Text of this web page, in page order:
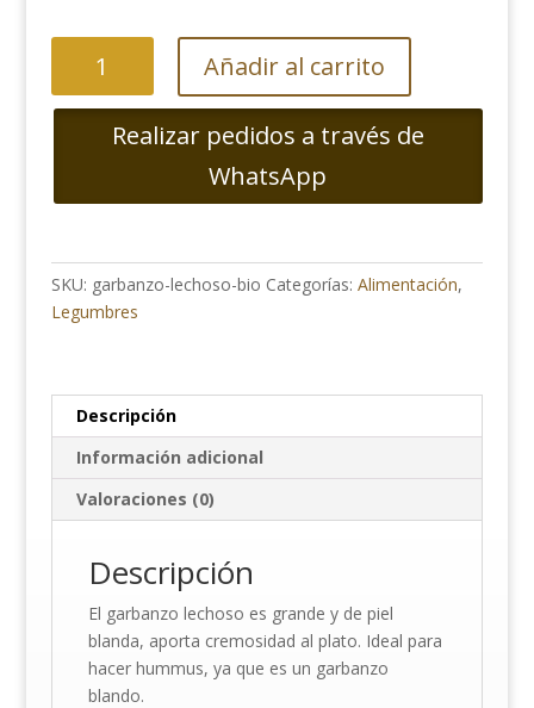
Lechoso
Bio
Añadir al carrito
Realizar pedidos a través de
WhatsApp
SKU: garbanzo-lechoso-bio Categorías: Alimentación,
Legumbres
Descripción
Información adicional
Valoraciones (0)
Descripción
El garbanzo lechoso es grande y de piel
blanda, aporta cremosidad al plato. Ideal para
hacer hummus, ya que es un garbanzo
blando.